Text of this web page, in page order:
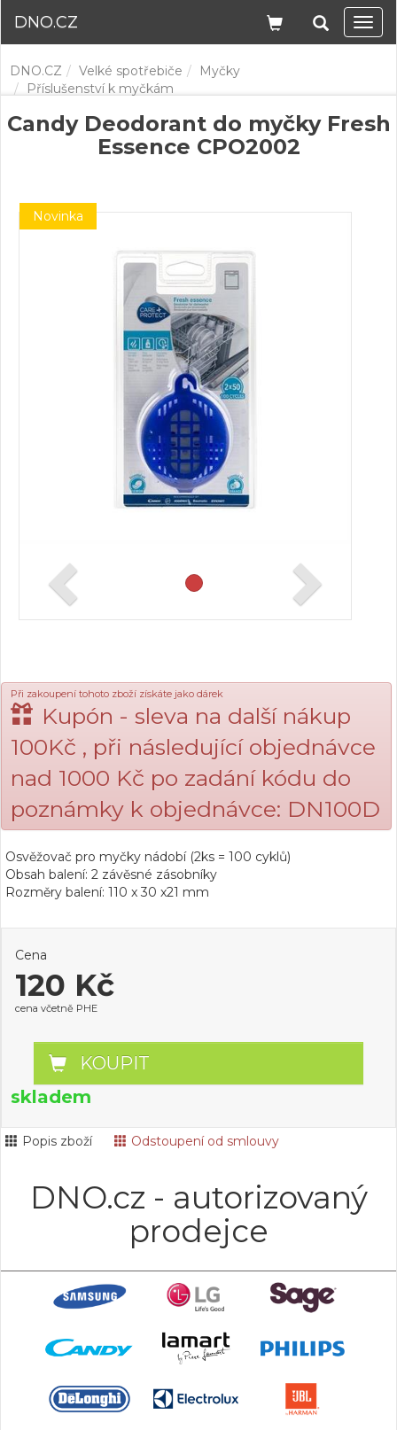
DNO.CZ
DNO.CZ Velké spotřebiče
Myčky
Příslušenství k myčkám
Candy Deodorant do myčky Fresh
Essence CPO2002
Novinka
Při zakoupení tohoto zboží získáte jako dárek
Kupón - sleva na další nákup
100Kč , při následující objednávce
nad 1000 Kč po zadání kódu do
poznámky k objednávce: DN100D
Osvěžovač pro myčky nádobí (2ks = 100 cyklů)
Obsah balení: 2 závěsné zásobníky
Rozměry balení: 110 x 30 x21 mm
Cena
120 Kč
cena včetně PHE
KOUPIT
skladem
Popis zboží Odstoupení od smlouvy
DNO.cz - autorizovaný
prodejce